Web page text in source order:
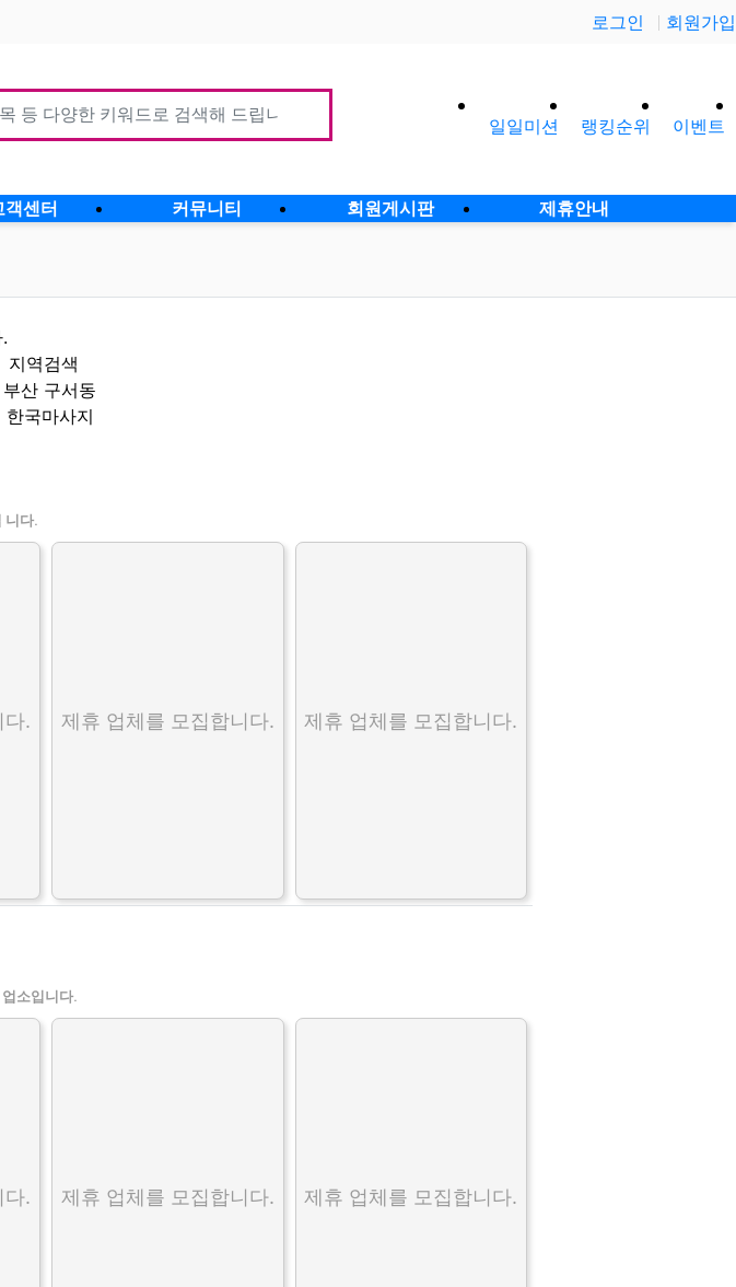
로그인 회원가입
일일미션 랭킹순위 이벤트
객센터 커뮤니티 회원게시판 제휴안내
지역검색
부산 구서동
한국마사지
니다.
다. 제휴 업체를 모집합니다. 제휴 업체를 모집합니다.
소입니다.
다. 제휴 업체를 모집합니다. 제휴 업체를 모집합니다.